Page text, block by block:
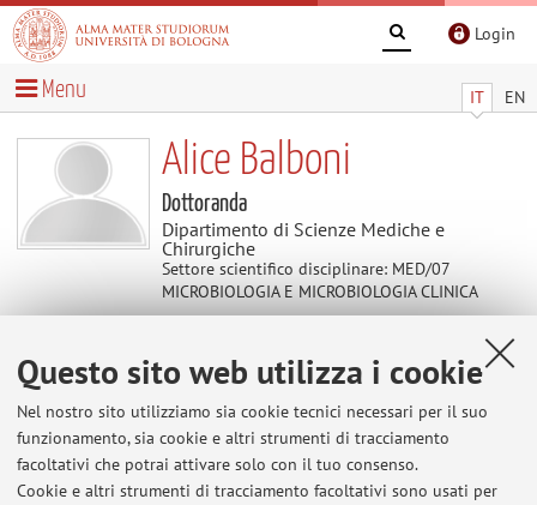
Questo sito web utilizza i cookie
Nel nostro sito utilizziamo sia cookie tecnici necessari per il suo
funzionamento, sia cookie e altri strumenti di tracciamento
facoltativi che potrai attivare solo con il tuo consenso.
Cookie e altri strumenti di tracciamento facoltativi sono usati per
Login
IT EN
Menu
Alice Balboni
Dottoranda
Dipartimento di Scienze Mediche e
Chirurgiche
Settore scientifico disciplinare: MED/07
MICROBIOLOGIA E MICROBIOLOGIA CLINICA
Contatti
E-mail: alice.balboni5@unibo.it